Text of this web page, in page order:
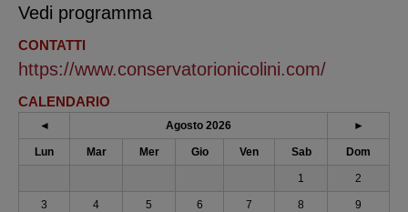
Vedi programma
CONTATTI
https://www.conservatorionicolini.com/
CALENDARIO
◄ Agosto 2026 ►
Lun Mar Mer Gio Ven Sab Dom
1 2
3 4 5 6 7 8 9